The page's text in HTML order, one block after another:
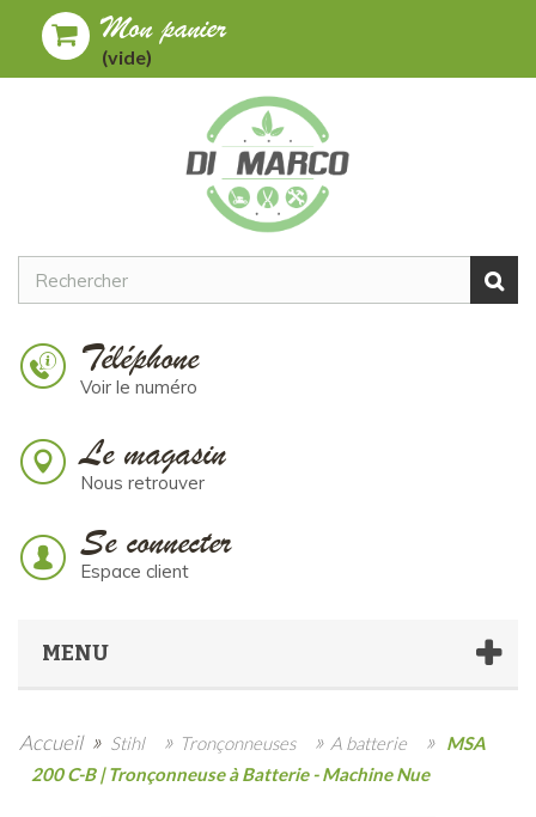
Mon panier
(vide)
Téléphone
Voir le numéro
Le magasin
Nous retrouver
Se connecter
Espace client
MENU
Accueil » Stihl » Tronçonneuses » A batterie » MSA
200 C-B | Tronçonneuse à Batterie - Machine Nue